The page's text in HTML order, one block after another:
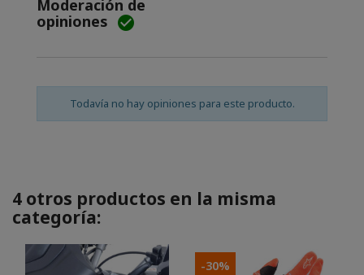
Moderación de
opiniones 
Todavía no hay opiniones para este producto.
4 otros productos en la misma
categoría:
-30%